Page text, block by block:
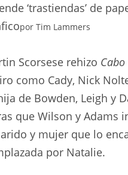
‘trastiendas’ de
por Tim Lammers
Scorsese rehizo
como Cady, Nick
de Bowden, Leigh y
que Wilson y Adams
y mujer que lo
por Natalie.